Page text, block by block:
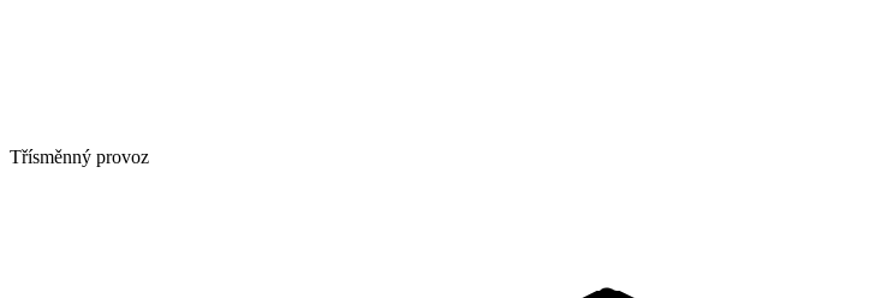
Třísměnný provoz